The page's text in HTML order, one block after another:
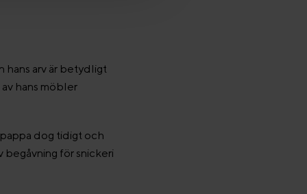
hans arv är betydligt
hans möbler
pappa dog tidigt och
begåvning för snickeri